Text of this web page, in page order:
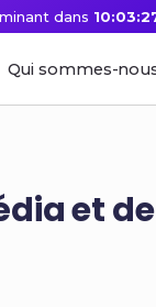
dans
Qui sommes-
et